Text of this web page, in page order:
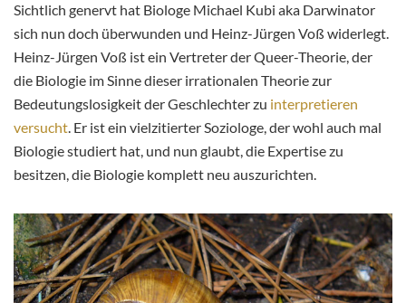
Sichtlich genervt hat Biologe Michael Kubi aka Darwinator
sich nun doch überwunden und Heinz-Jürgen Voß widerlegt.
Heinz-Jürgen Voß ist ein Vertreter der Queer-Theorie, der
die Biologie im Sinne dieser irrationalen Theorie zur
Bedeutungslosigkeit der Geschlechter zu interpretieren
versucht. Er ist ein vielzitierter Soziologe, der wohl auch mal
Biologie studiert hat, und nun glaubt, die Expertise zu
besitzen, die Biologie komplett neu auszurichten.